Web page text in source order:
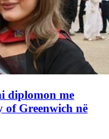
diplomon me
of Greenwich në